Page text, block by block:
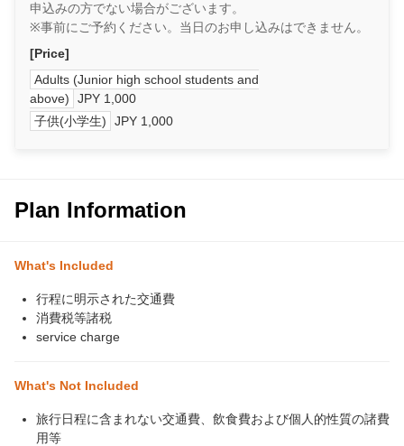
申込みの方でない場合がございます。
※事前にご予約ください。当日のお申し込みはできません。
[Price]
Adults (Junior high school students and
above)
JPY 1,000
子供(小学生)
JPY 1,000
Plan Information
What's Included
行程に明示された交通費
消費税等諸税
service charge
What's Not Included
旅行日程に含まれない交通費、飲食費および個人的性質の諸費
用等